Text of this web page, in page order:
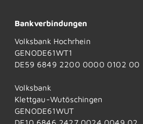
Bankverbindungen
Volksbank Hochrhein
GENODE61WT1
DE59 6849 2200 0000 0102 00
Volksbank
Klettgau-Wutöschingen
GENODE61WUT